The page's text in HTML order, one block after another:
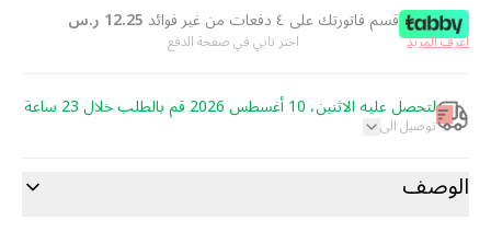
قسم فاتورتك على ٤ دفعات من غير فوائد 12.25 ر.س
اختر تابي في صفحة الدفع اعرف المزيد
لتحصل عليه الاثنين، 10 أغسطس 2026 قم بالطلب خلال 23 ساعة
توصيل الى
الوصف